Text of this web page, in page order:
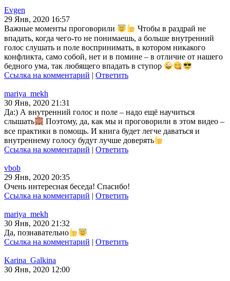
Evgen
29 Янв, 2020 16:57
Важные моменты проговорили
Чтобы в раздрай не
впадать, когда чего-то не понимаешь, а больше внутренний
голос слушать и поле воспринимать, в котором никакого
конфликта, само собой, нет и в помине – в отличие от нашего
бедного ума, так любящего впадать в ступор
Ссылка на комментарий | Ответить
mariya_mekh
30 Янв, 2020 21:31
Да:) А внутренний голос и поле – надо ещё научиться
слышать
Поэтому, да, как мы и проговорили в этом видео –
все практики в помощь. И книга будет легче даваться и
внутреннему голосу будут лучше доверять
Ссылка на комментарий | Ответить
vbob
29 Янв, 2020 20:35
Очень интересная беседа! Спасибо!
Ссылка на комментарий | Ответить
mariya_mekh
30 Янв, 2020 21:32
Да, познавательно
Ссылка на комментарий
Ответить
Karina_Galkina
30 Янв, 2020 12:00